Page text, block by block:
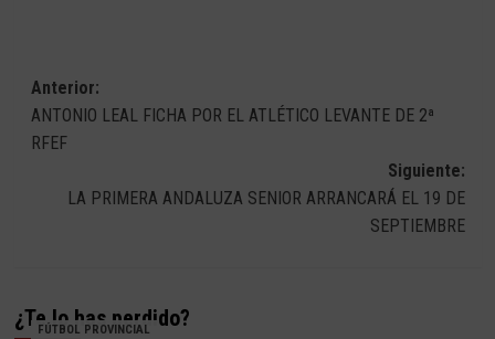
Navegación
de
Anterior:
ANTONIO LEAL FICHA POR EL ATLÉTICO LEVANTE DE 2ª
RFEF
Siguiente:
LA PRIMERA ANDALUZA SENIOR ARRANCARÁ EL 19 DE
SEPTIEMBRE
¿Te lo has perdido?
FÚTBOL PROVINCIAL